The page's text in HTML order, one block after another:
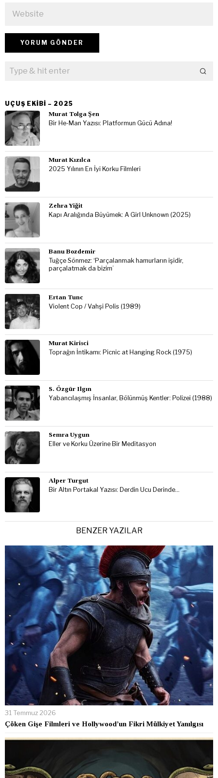
UÇUŞ EKIBI – 2025
Murat Tolga Şen
Bir He-Man Yazısı: Platformun Gücü Adına!
Murat Kızılca
2025 Yılının En İyi Korku Filmleri
Zehra Yiğit
Kapı Aralığında Büyümek: A Girl Unknown (2025)
Banu Bozdemir
Tuğçe Sönmez: ‘Parçalanmak hamurların işidir,
parçalatmak da bizim’
Ertan Tunc
Violent Cop / Vahşi Polis (1989)
Murat Kirisci
Toprağın İntikamı: Picnic at Hanging Rock (1975)
S. Özgür Ilgın
Yabancılaşmış İnsanlar, Bölünmüş Kentler: Polizei (1988)
Semra Uygun
Eller ve Korku Üzerine Bir Meditasyon
Alper Turgut
Bir Altın Portakal Yazısı: Derdin Ucu Derinde…
BENZER YAZILAR
31 Temmuz 2026
Çöken Gişe Filmleri ve Hollywood’un Fikri Mülkiyet Yanılgısı